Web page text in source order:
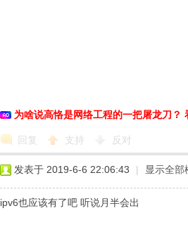
为啥说高恪是网络工程的一把屠龙刀？
回复 支持 反对
发表于 2019-6-6 22:06:43 | 显示全部
ipv6也应该有了吧 听说月半会出